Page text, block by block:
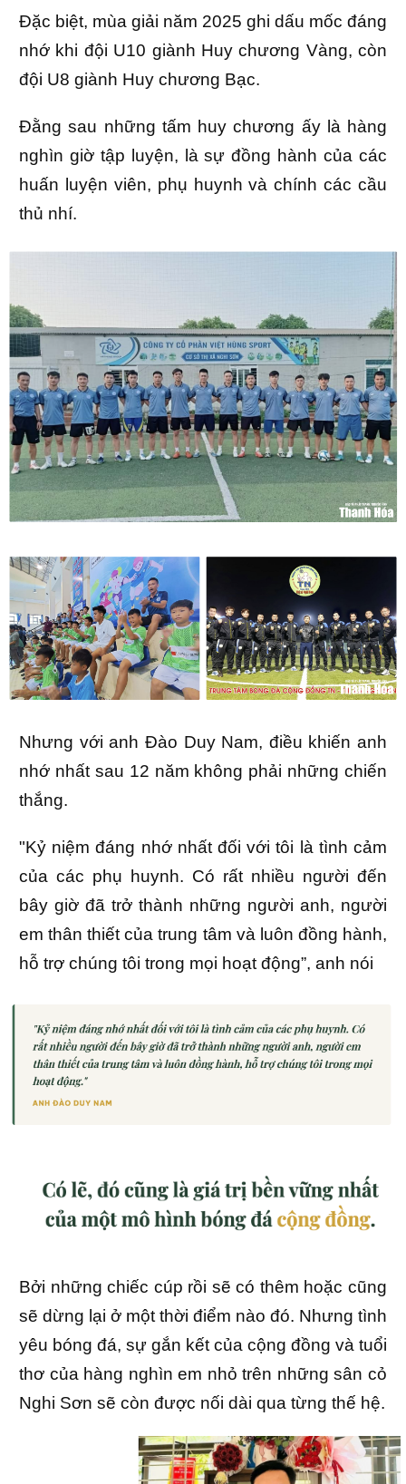
Đặc biệt, mùa giải năm 2025 ghi dấu mốc đáng
nhớ khi đội U10 giành Huy chương Vàng, còn
đội U8 giành Huy chương Bạc.
Đằng sau những tấm huy chương ấy là hàng
nghìn giờ tập luyện, là sự đồng hành của các
huấn luyện viên, phụ huynh và chính các cầu
thủ nhí.
Nhưng với anh Đào Duy Nam, điều khiến anh
nhớ nhất sau 12 năm không phải những chiến
thắng.
"Kỷ niệm đáng nhớ nhất đối với tôi là tình cảm
của các phụ huynh. Có rất nhiều người đến
bây giờ đã trở thành những người anh, người
em thân thiết của trung tâm và luôn đồng hành,
hỗ trợ chúng tôi trong mọi hoạt động”, anh nói
Bởi những chiếc cúp rồi sẽ có thêm hoặc cũng
sẽ dừng lại ở một thời điểm nào đó. Nhưng tình
yêu bóng đá, sự gắn kết của cộng đồng và tuổi
thơ của hàng nghìn em nhỏ trên những sân cỏ
Nghi Sơn sẽ còn được nối dài qua từng thế hệ.